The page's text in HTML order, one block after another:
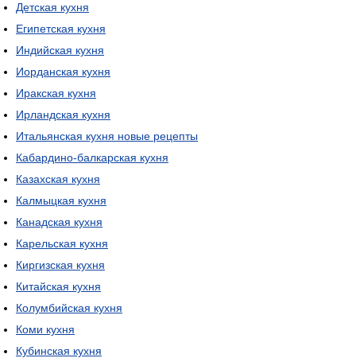
Детская кухня
Египетская кухня
Индийская кухня
Иорданская кухня
Иракская кухня
Ирландская кухня
Итальянская кухня новые рецепты
Кабардино-балкарская кухня
Казахская кухня
Калмыцкая кухня
Канадская кухня
Карельская кухня
Киргизская кухня
Китайская кухня
Колумбийская кухня
Коми кухня
Кубинская кухня